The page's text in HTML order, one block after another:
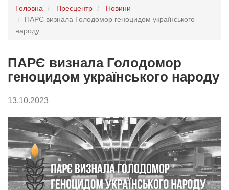
Головна Пресцентр
Новини
ПАРЄ визнала Голодомор геноцидом українського
народу
ПАРЄ визнала Голодомор
геноцидом українського народу
13.10.2023